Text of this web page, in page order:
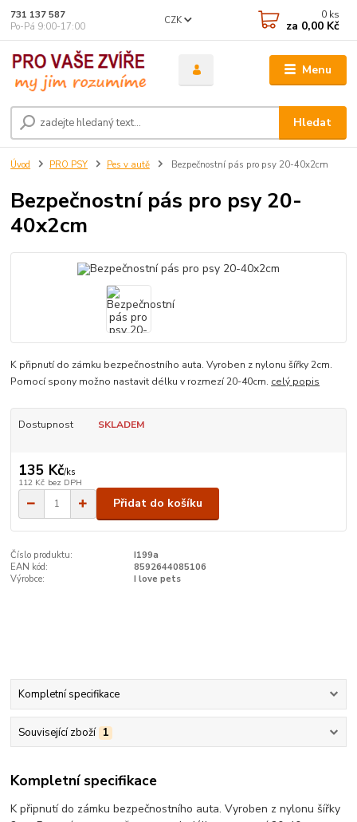
Menu
CZK
Hledat
731 137 587
Po-Pá 9:00-17:00
0 ks
za 0,00 Kč
Úvod PRO PSY Pes v autě Bezpečnostní pás pro psy 20-40x2cm
Bezpečnostní pás pro psy 20-
40x2cm
K připnutí do zámku bezpečnostního auta. Vyroben z nylonu šířky 2cm.
Pomocí spony možno nastavit délku v rozmezí 20-40cm. celý popis
Dostupnost SKLADEM
135 Kč/ks
112 Kč bez DPH
Přidat do košíku
Číslo produktu:
I199a
EAN kód:
8592644085106
Výrobce:
I love pets
Kompletní specifikace
Související zboží 1
Kompletní specifikace
K připnutí do zámku bezpečnostního auta. Vyroben z nylonu šířky